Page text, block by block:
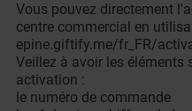
Vous pouvez directement
centre commercial en
epine.giftify.me/fr_FR/
Veillez à avoir les éléments
activation :
le numéro de commande